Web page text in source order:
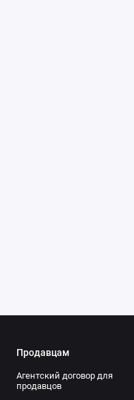
Продавцам
Агентский договор для
продавцов